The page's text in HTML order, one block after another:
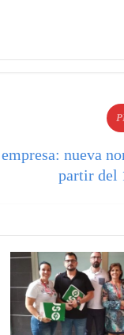
nueva
partir del